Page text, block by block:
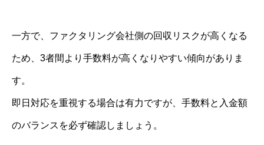
一方で、ファクタリング会社側の回収リスクが高くなる
ため、3者間より手数料が高くなりやすい傾向がありま
す。
即日対応を重視する場合は有力ですが、手数料と入金額
のバランスを必ず確認しましょう。